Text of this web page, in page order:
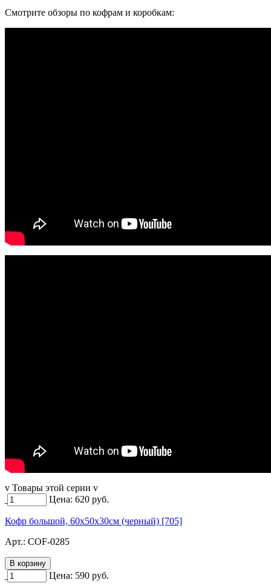
Смотрите обзоры по кофрам и коробкам:
v Товары этой серии v
Цена: 620 руб.
Кофр большой, 60х50х30см (черный) [705]
Арт.: COF-0285
Цена: 590 руб.